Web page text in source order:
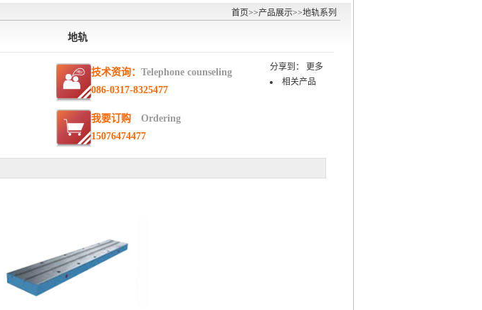
首页>>产品展示>>地轨系列
地轨
技术资询： Telephone counseling
086-0317-8325477
我要订购 Ordering
15076474477
分享到：
更多
相关产品